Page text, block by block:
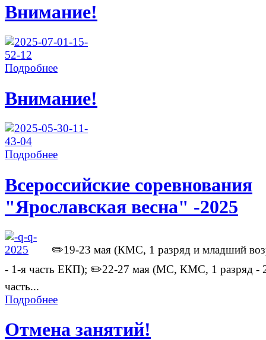
Внимание!
Подробнее
Внимание!
Подробнее
Всероссийские соревнования
"Ярославская весна" -2025
✏️19-23 мая (КМС, 1 разряд и младший
- 1-я часть ЕКП); ✏️22-27 мая (МС, КМС, 1 разряд -
часть...
Подробнее
Отмена занятий!